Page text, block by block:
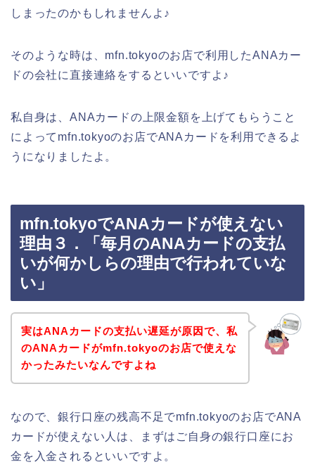
しまったのかもしれませんよ♪
そのような時は、mfn.tokyoのお店で利用したANAカー
ドの会社に直接連絡をするといいですよ♪
私自身は、ANAカードの上限金額を上げてもらうこと
によってmfn.tokyoのお店でANAカードを利用できるよ
うになりましたよ。
mfn.tokyoでANAカードが使えない
理由３．「毎月のANAカードの支払
いが何かしらの理由で行われていな
い」
実はANAカードの支払い遅延が原因で、私
のANAカードがmfn.tokyoのお店で使えな
かったみたいなんですよね
なので、銀行口座の残高不足でmfn.tokyoのお店でANA
カードが使えない人は、まずはご自身の銀行口座にお
金を入金されるといいですよ。